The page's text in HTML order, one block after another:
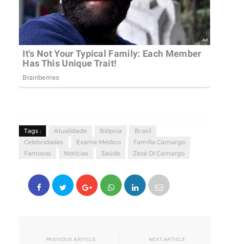
Tags : Atualidade Biópsia
Brasil
Celebridades
Exame Médico
Família Camargo
Famosos
Notícias Saúde Zezé Di Camargo
PREVIOUS ARTICLE NEXT ARTICLE